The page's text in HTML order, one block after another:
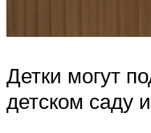
Детки могут
детском саду